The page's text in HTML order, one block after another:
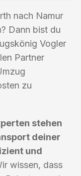
nach Namur
Dann bist du
Vogler
Partner
zu
stehen
deiner
und
wissen, dass